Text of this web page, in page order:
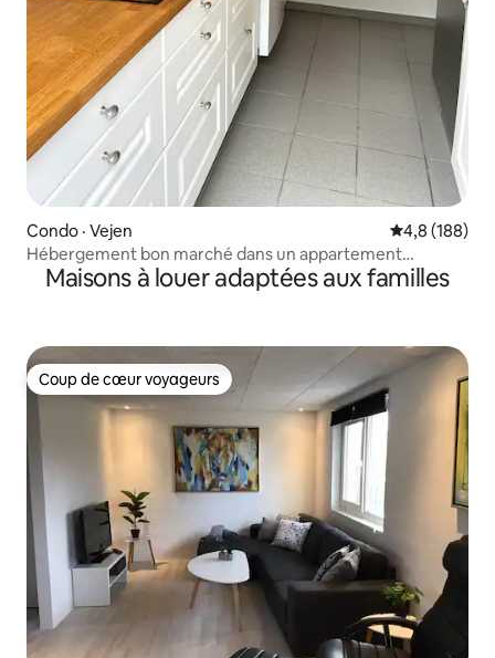
Condo · Vejen Note
4,8 (188)
Hébergement bon marché dans un appartement
moderne.
Maisons à louer adaptées aux familles
Coup de cœur voyageurs
Coup de cœur voyageurs